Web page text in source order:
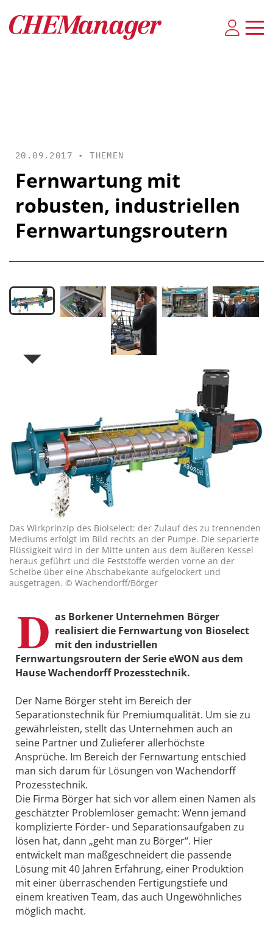
20.09.2017 •THEMEN
Fernwartung mit
robusten, industriellen
Fernwartungsroutern
Das Wirkprinzip des Biolselect: der Zulauf des zu trennenden
Mediums erfolgt im Bild rechts an der Pumpe. Die separierte
Flüssigkeit wird in der Mitte unten aus dem äußeren Kessel
heraus geführt und die Feststoffe werden vorne an der
Scheibe über eine Abschabekante aufgelockert und
ausgetragen. © Wachendorff/Börger
D as Borkener Unternehmen Börger
realisiert die Fernwartung von Bioselect
mit den industriellen
Fernwartungsroutern der Serie eWON aus dem
Hause Wachendorff Prozesstechnik.
Der Name Börger steht im Bereich der
Separationstechnik für Premiumqualität. Um sie zu
gewährleisten, stellt das Unternehmen auch an
seine Partner und Zulieferer allerhöchste
Ansprüche. Im Bereich der Fernwartung entschied
man sich darum für Lösungen von Wachendorff
Prozesstechnik.
Die Firma Börger hat sich vor allem einen Namen als
geschätzter Problemlöser gemacht: Wenn jemand
komplizierte Förder- und Separationsaufgaben zu
lösen hat, dann „geht man zu Börger“. Hier
entwickelt man maßgeschneidert die passende
Lösung mit 40 Jahren Erfahrung, einer Produktion
mit einer überraschenden Fertigungstiefe und
einem kreativen Team, das auch Ungewöhnliches
möglich macht.